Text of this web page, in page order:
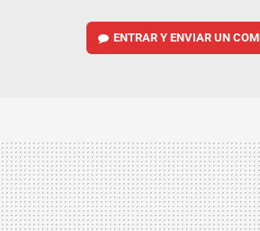
ENTRAR Y ENVIAR UN